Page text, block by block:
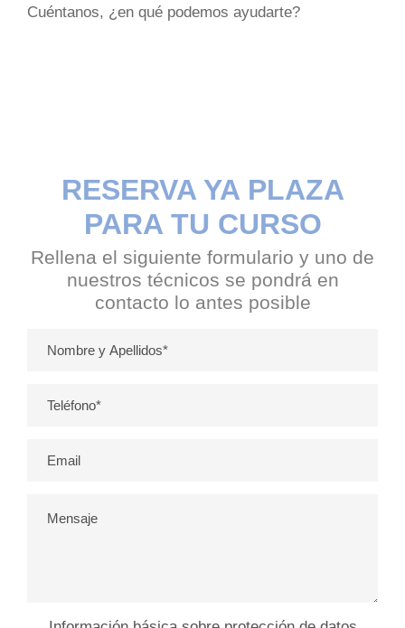
Cuéntanos, ¿en qué podemos ayudarte?
RESERVA YA PLAZA
PARA TU CURSO
Rellena el siguiente formulario y uno de
nuestros técnicos se pondrá en
contacto lo antes posible